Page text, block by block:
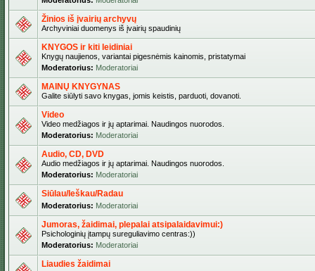
Žinios iš įvairių archyvų
Archyviniai duomenys iš įvairių spaudinių
KNYGOS ir kiti leidiniai
Knygų naujienos, variantai pigesnėmis kainomis, pristatymai
Moderatorius: Moderatoriai
MAINŲ KNYGYNAS
Galite siūlyti savo knygas, jomis keistis, parduoti, dovanoti.
Video
Video medžiagos ir jų aptarimai. Naudingos nuorodos.
Moderatorius: Moderatoriai
Audio, CD, DVD
Audio medžiagos ir jų aptarimai. Naudingos nuorodos.
Moderatorius: Moderatoriai
Siūlau/Ieškau/Radau
Moderatorius: Moderatoriai
Jumoras, žaidimai, plepalai atsipalaidavimui:)
Psichologinių įtampų sureguliavimo centras:))
Moderatorius: Moderatoriai
Liaudies žaidimai